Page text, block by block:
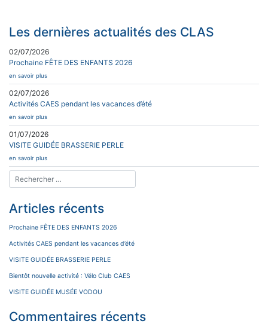
Les dernières actualités des CLAS
02/07/2026
Prochaine FÊTE DES ENFANTS 2026
en savoir plus
02/07/2026
Activités CAES pendant les vacances d’été
en savoir plus
01/07/2026
VISITE GUIDÉE BRASSERIE PERLE
en savoir plus
Articles récents
Prochaine FÊTE DES ENFANTS 2026
Activités CAES pendant les vacances d’été
VISITE GUIDÉE BRASSERIE PERLE
Bientôt nouvelle activité : Vélo Club CAES
VISITE GUIDÉE MUSÉE VODOU
Commentaires récents